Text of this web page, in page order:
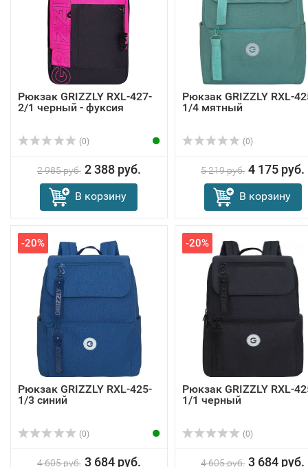
Рюкзак GRIZZLY RXL-427-
2/1 черный - фуксия
(0)
2 985 руб. 2 388 руб.
В корзину
Рюкзак GRIZZLY RXL-
1/4 мятный
(0)
5 219 руб. 4 175 руб.
В корзину
-20%
Рюкзак GRIZZLY RXL-425-
1/3 синий
(0)
4 605 руб. 3 684 руб.
-20%
Рюкзак GRIZZLY RXL-
1/1 черный
(0)
4 605 руб. 3 684 руб.